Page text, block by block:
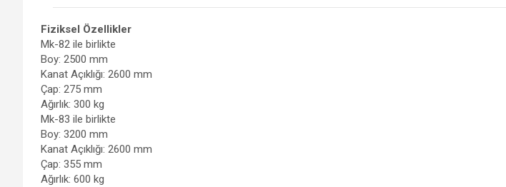
Fiziksel Özellikler
Mk-82 ile birlikte
Boy: 2500 mm
Kanat Açıklığı: 2600 mm
Çap: 275 mm
Ağırlık: 300 kg
Mk-83 ile birlikte
Boy: 3200 mm
Kanat Açıklığı: 2600 mm
Çap: 355 mm
Ağırlık: 600 kg